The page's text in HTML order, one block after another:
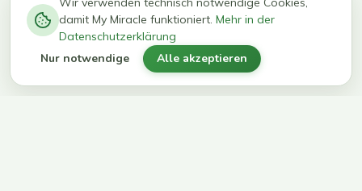
kg in 12
Wochen
erreichen
ihr Ziel
damit My Miracle funktioniert. Mehr in der
Datenschutzerklärung
Nur notwendige Alle akzeptieren